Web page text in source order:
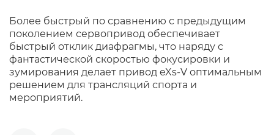
Более быстрый по сравнению с предыдущим
поколением сервопривод обеспечивает
быстрый отклик диафрагмы, что наряду с
фантастической скоростью фокусировки и
зумирования делает привод eXs-V оптимальным
решением для трансляций спорта и
мероприятий.